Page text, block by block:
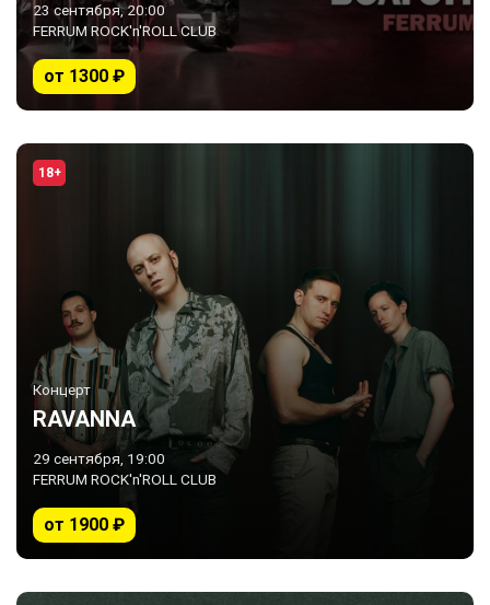
23 сентября, 20:00
FERRUM ROCK'n'ROLL CLUB
от 1300 ₽
18+
Концерт
RAVANNA
29 сентября, 19:00
FERRUM ROCK'n'ROLL CLUB
от 1900 ₽